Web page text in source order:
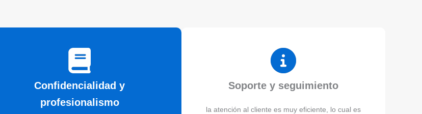
Confidencialidad y
profesionalismo
Soporte y seguimiento
la atención al cliente es muy eficiente, lo cual es